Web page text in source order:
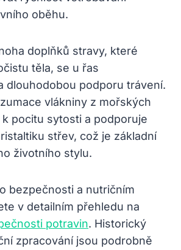
oběhu.
doplňků stravy, které
těla, se u řas
dlouhodobou podporu trávení.
vlákniny z mořských
pocitu sytosti a podporuje
střev, což je základní
životního stylu.
bezpečnosti a nutričním
v detailním přehledu na
potravin. Historický
zpracování jsou podrobně